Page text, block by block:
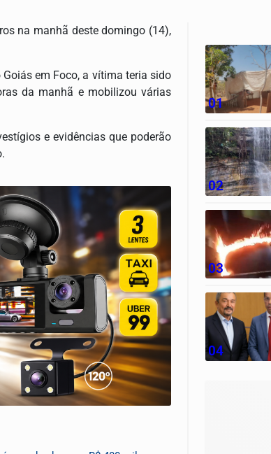
na manhã deste domingo (14),
em Foco, a vítima teria sido
da manhã e mobilizou várias
e evidências que poderão
01
02
03
04